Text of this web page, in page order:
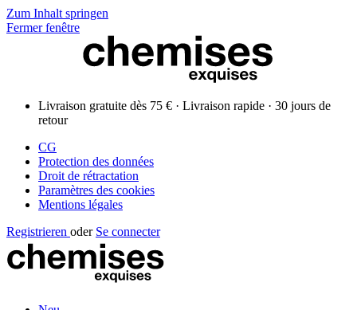
Zum Inhalt springen
Fermer fenêtre
Livraison gratuite dès 75 € · Livraison rapide · 30 jours de
retour
CG
Protection des données
Droit de rétractation
Paramètres des cookies
Mentions légales
Registrieren oder Se connecter